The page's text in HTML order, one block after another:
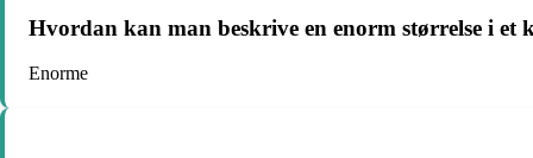
Hvordan kan man beskrive en enorm størrelse i et
Enorme